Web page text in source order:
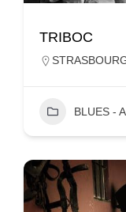
TRIBOC
BLUES -